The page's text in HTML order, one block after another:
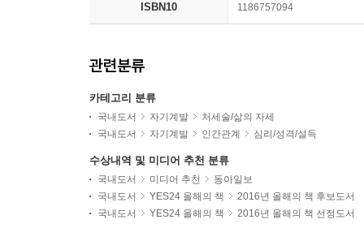
ISBN10 1186757094
관련분류
카테고리 분류
국내도서 자기계발
처세술/삶의 자세
국내도서
자기계발 인간관계 심리/성격/설득
수상내역 및 미디어 추천 분류
국내도서 미디어 추천
동아일보
국내도서
YES24 올해의 책
2016년 올해의 책 후보도서
국내도서
YES24 올해의 책 2016년 올해의 책 선정도서